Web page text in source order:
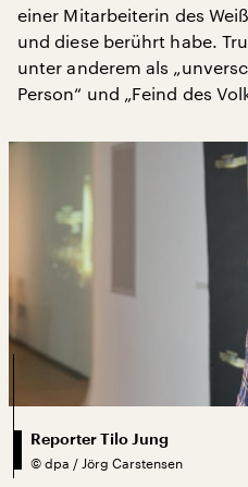
einer Mitarbeiterin des
und diese berührt habe.
unter anderem als
Person“ und „Feind des
Reporter Tilo Jung
© dpa / Jörg Carstensen